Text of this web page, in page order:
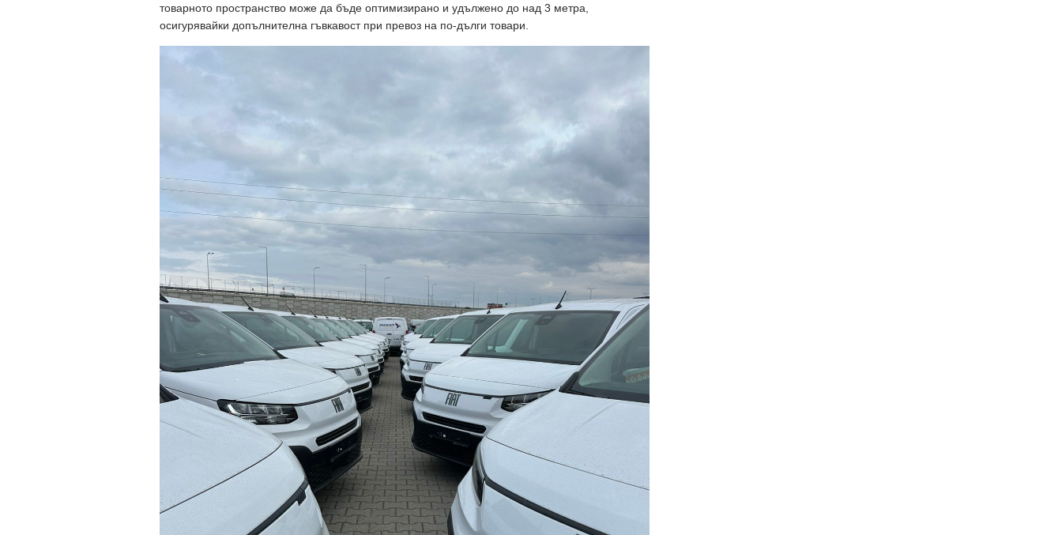
товарното пространство може да бъде оптимизирано и удължено до над 3 метра,
осигурявайки допълнителна гъвкавост при превоз на по-дълги товари.